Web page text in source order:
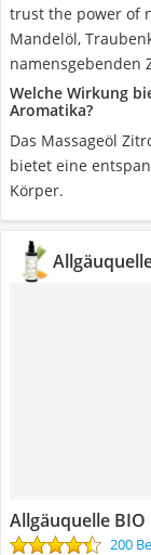
trust the power of
Mandelöl,
namensgebenden
Welche Wirkung
Aromatika?
Das Massageöl
bietet eine
Körper.
Allgäuquelle BIO
200